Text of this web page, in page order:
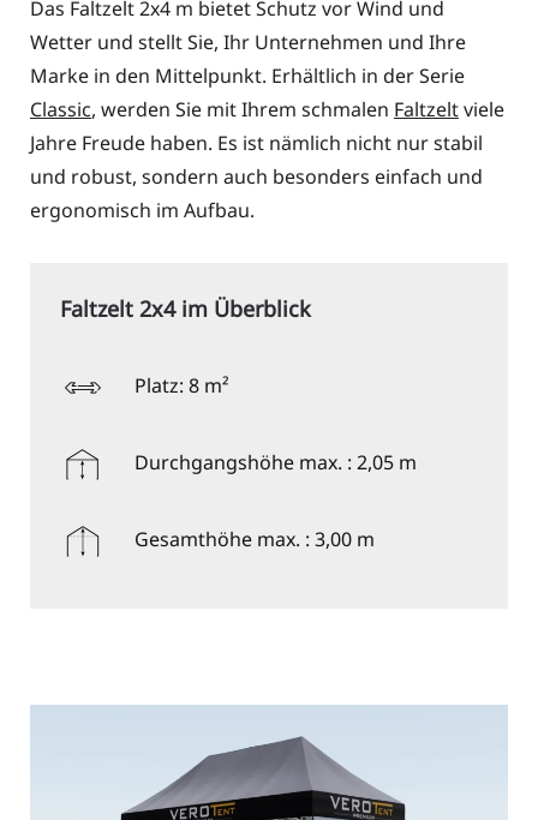
Das Faltzelt 2x4 m bietet Schutz vor Wind und
Wetter und stellt Sie, Ihr Unternehmen und Ihre
Marke in den Mittelpunkt. Erhältlich in der Serie
Classic, werden Sie mit Ihrem schmalen Faltzeltviele
Jahre Freude haben. Es ist nämlich nicht nur stabil
und robust, sondern auch besonders einfach und
ergonomisch im Aufbau.
Faltzelt 2x4 im Überblick
Platz: 8 m²
Durchgangshöhe max. : 2,05 m
Gesamthöhe max. : 3,00 m